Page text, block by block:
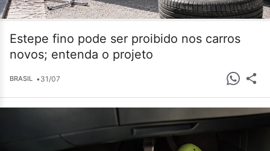
Estepe fino pode ser proibido nos carros
novos; entenda o projeto
BRASIL •31/07